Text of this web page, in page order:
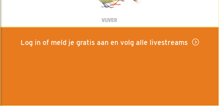
VIJVER
Log in of meld je gratis aan en volg alle livestreams